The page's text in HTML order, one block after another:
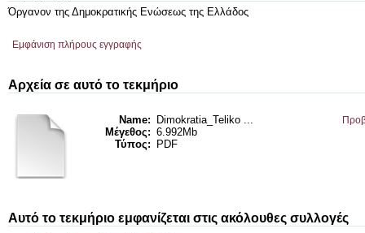
Όργανον της Δημοκρατικής Ενώσεως της Ελλάδος
Εμφάνιση πλήρους εγγραφής
Αρχεία σε αυτό το τεκμήριο
Name:
Dimokratia_Teliko ...
Μέγεθος: 6.992Mb
Τύπος:
PDF
Αυτό το τεκμήριο εμφανίζεται στις ακόλουθες συλλογές